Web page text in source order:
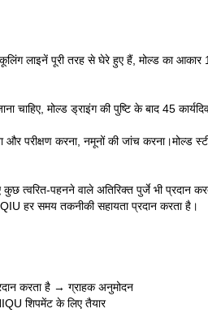
लाइनें पूरी तरह से घेरे हुए हैं, मोल्ड का
चाहिए, मोल्ड ड्राइंग की पुष्टि के बाद 45
और परीक्षण करना, नमूनों की जांच करना।मोल्ड
त्वरित-पहनने वाले अतिरिक्त पुर्जे भी प्रदान
हर समय तकनीकी सहायता प्रदान करता है।
करता है → ग्राहक अनुमोदन
शिपमेंट के लिए तैयार